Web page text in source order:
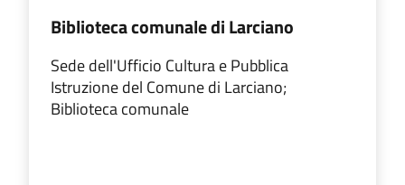
Biblioteca comunale di Larciano
Sede dell'Ufficio Cultura e Pubblica
Istruzione del Comune di Larciano;
Biblioteca comunale